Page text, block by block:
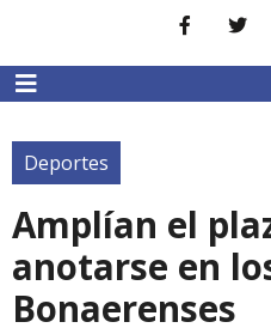
Deportes
Amplían el
anotarse en
Bonaerenses